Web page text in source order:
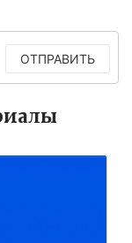
ОТПРАВИТЬ